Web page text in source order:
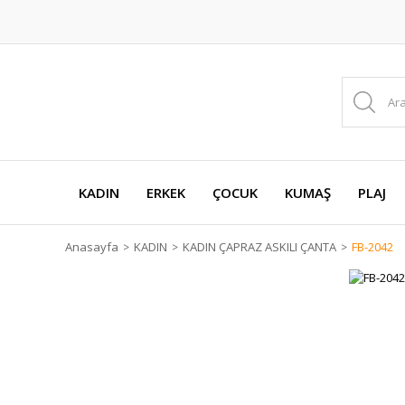
KADIN ERKEK ÇOCUK KUMAŞ PLAJ
Anasayfa KADIN KADIN ÇAPRAZ ASKILI ÇANTA FB-2042